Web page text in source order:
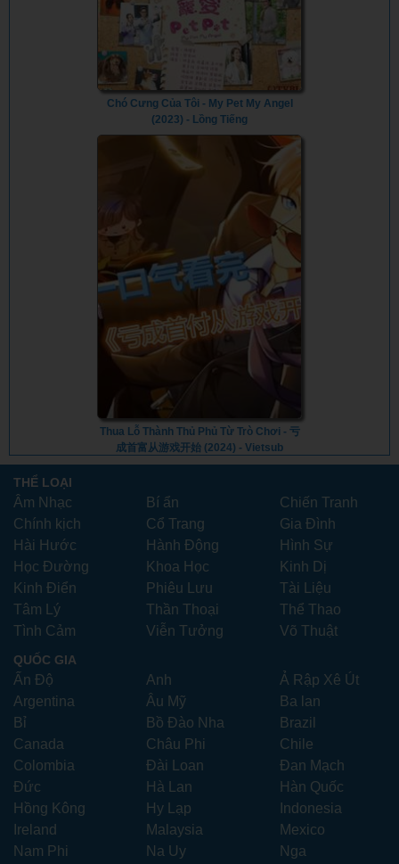
Chó Cưng Của Tôi - My Pet My Angel
(2023) - Lồng Tiếng
Thua Lỗ Thành Thủ Phủ Từ Trò Chơi - 亏
成首富从游戏开始 (2024) - Vietsub
THỂ LOẠI
Âm Nhạc Bí ẩn
Chiến Tranh
Chính kịch
Cổ Trang
Gia Đình
Hài Hước
Hành Động
Hình Sự
Học Đường
Khoa Học
Kinh Dị
Kinh Điển
Phiêu Lưu
Tài Liệu
Tâm Lý
Thần Thoại
Thể Thao
Tình Cảm
Viễn Tưởng Võ Thuật
QUỐC GIA
Ấn Độ Anh
Ả Rập Xê Út
Argentina
Âu Mỹ
Ba lan
Bỉ
Bồ Đào Nha
Brazil
Canada
Châu Phi
Chile
Colombia
Đài Loan
Đan Mạch
Đức
Hà Lan
Hàn Quốc
Hồng Kông
Hy Lạp
Indonesia
Ireland
Malaysia
Mexico
Nam Phi
Na Uy Nga